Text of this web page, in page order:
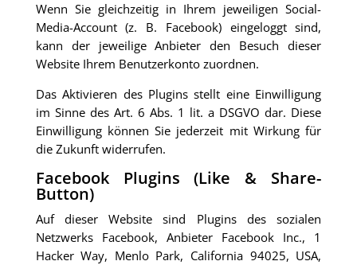
Wenn Sie gleichzeitig in Ihrem jeweiligen Social-
Media-Account (z. B. Facebook) eingeloggt sind,
kann der jeweilige Anbieter den Besuch dieser
Website Ihrem Benutzerkonto zuordnen.
Das Aktivieren des Plugins stellt eine Einwilligung
im Sinne des Art. 6 Abs. 1 lit. a DSGVO dar. Diese
Einwilligung können Sie jederzeit mit Wirkung für
die Zukunft widerrufen.
Facebook Plugins (Like & Share-
Button)
Auf dieser Website sind Plugins des sozialen
Netzwerks Facebook, Anbieter Facebook Inc., 1
Hacker Way, Menlo Park, California 94025, USA,